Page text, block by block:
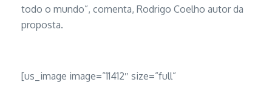
todo o mundo”, comenta, Rodrigo Coelho autor da
proposta.
[us_image image=”11412″ size=”full”